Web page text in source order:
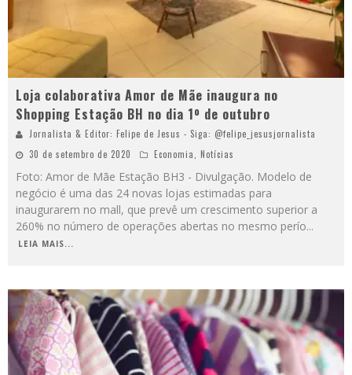
Loja colaborativa Amor de Mãe inaugura no
Shopping Estação BH no dia 1º de outubro
Jornalista & Editor: Felipe de Jesus - Siga: @felipe_jesusjornalista
30 de setembro de 2020
Economia, Notícias
Foto: Amor de Mãe Estação BH3 - Divulgação. Modelo de
negócio é uma das 24 novas lojas estimadas para
inaugurarem no mall, que prevê um crescimento superior a
260% no número de operações abertas no mesmo perío...
LEIA MAIS...